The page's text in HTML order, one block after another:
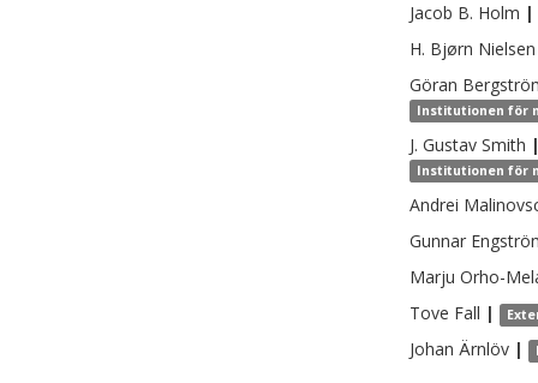
Jacob B. Holm |
H. Bjørn Nielsen
Göran
Institutionen för
J. Gustav Smith
Institutionen för
Andrei
Gunnar
Marju Orho-
Tove Fall |
Johan Ärnlöv |